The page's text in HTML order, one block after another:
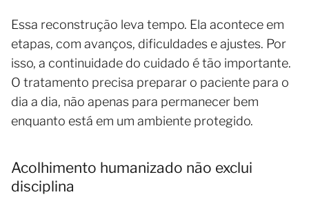
Essa reconstrução leva tempo. Ela acontece em
etapas, com avanços, dificuldades e ajustes. Por
isso, a continuidade do cuidado é tão importante.
O tratamento precisa preparar o paciente para o
dia a dia, não apenas para permanecer bem
enquanto está em um ambiente protegido.
Acolhimento humanizado não exclui
disciplina